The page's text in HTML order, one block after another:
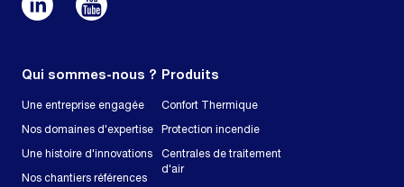
Qui sommes-nous ?
Une entreprise engagée
Nos domaines d'expertise
Une histoire d'innovations
Nos chantiers références
Produits
Confort Thermique
Protection incendie
Centrales de traitement
d'air